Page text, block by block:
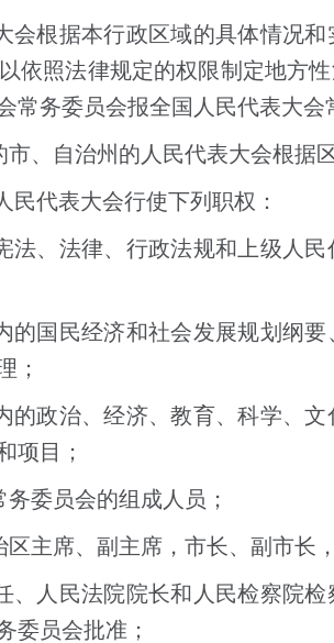
会根据本行政区域的具体情况
依照法律规定的权限制定地方
常务委员会报全国人民代表大会
、自治州的人民代表大会根据
民代表大会行使下列职权：
法、法律、行政法规和上级人
的国民经济和社会发展规划纲
；
的政治、经济、教育、科学、
项目；
委员会的组成人员；
区主席、副主席，市长、副市长
、人民法院院长和人民检察院
委员会批准；